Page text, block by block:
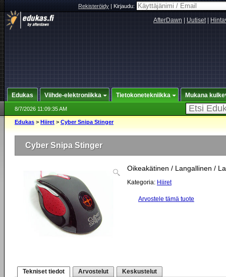
Rekisteröidy|Kirjaudu:
AfterDawn Uutiset|
Edukas Viihde-elektroniikka Tietokonetekniikka Mukana
8/7/2026 11:09:35 AM
Edukas > Hiiret > Cyber Snipa Stinger
Cyber Snipa Stinger
Oikeakätinen / Langallinen /
Kategoria: Hiiret
Arvostele tämä tuote
Tekniset tiedot Arvostelut Keskustelut